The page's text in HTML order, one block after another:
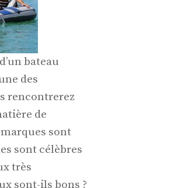
bateau
des
rencontrerez
de
sont
sont célèbres
très
sont-ils bons ?